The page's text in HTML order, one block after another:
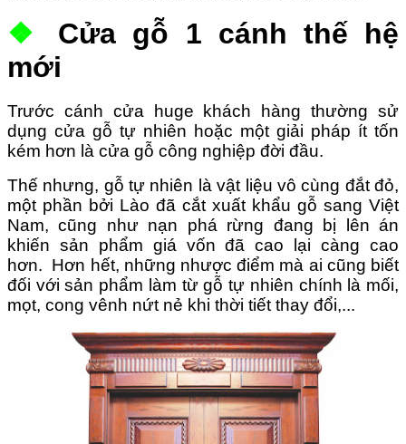
❖
Cửa gỗ 1 cánh thế hệ
mới
Trước cánh cửa huge khách hàng thường sử
dụng cửa gỗ tự nhiên hoặc một giải pháp ít tốn
kém hơn là cửa gỗ công nghiệp đời đầu.
Thế nhưng, gỗ tự nhiên là vật liệu vô cùng đắt đỏ,
một phần bởi Lào đã cắt xuất khẩu gỗ sang Việt
Nam, cũng như nạn phá rừng đang bị lên án
khiến sản phẩm giá vốn đã cao lại càng cao
hơn. Hơn hết, những nhược điểm mà ai cũng biết
đối với sản phẩm làm từ gỗ tự nhiên chính là mối,
mọt, cong vênh nứt nẻ khi thời tiết thay đổi,...